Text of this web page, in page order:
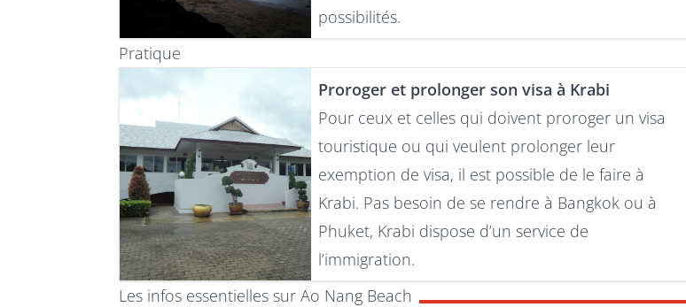
possibilités.
Pratique
Proroger et prolonger son visa à Krabi
Pour ceux et celles qui doivent proroger un visa
touristique ou qui veulent prolonger leur
exemption de visa, il est possible de le faire à
Krabi. Pas besoin de se rendre à Bangkok ou à
Phuket, Krabi dispose d’un service de
l’immigration.
Les infos essentielles sur Ao Nang Beach